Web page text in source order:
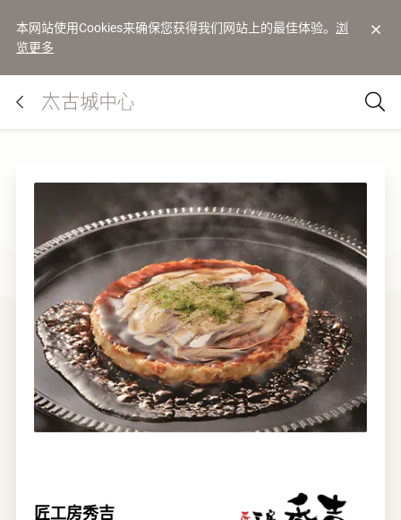
本网站使用Cookies来确保您获得我们网站上的最佳体验。 浏
览更多
匠工房秀吉